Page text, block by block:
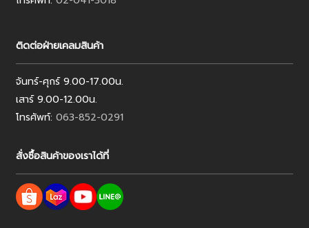
ติดต่อฝ่ายเคลมสินค้า
จันทร์-ศุกร์ 9.00-17.00น.
เสาร์ 9.00-12.00น.
โทรศัพท์: 063-852-0291
สั่งซื้อสินค้าของเราได้ที่